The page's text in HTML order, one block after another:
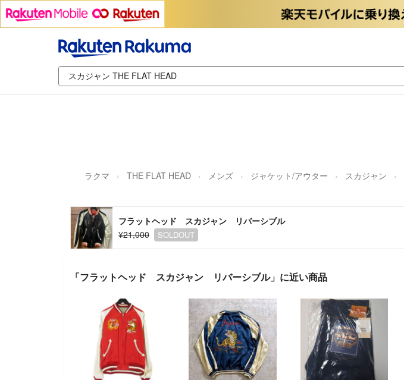
ラクマ THE FLAT HEAD メンズ ジャケット/アウター スカジャン
フラットヘッド スカジャン リバーシブル
¥21,000
SOLDOUT
「フラットヘッド スカジャン リバーシブル」に近い商品